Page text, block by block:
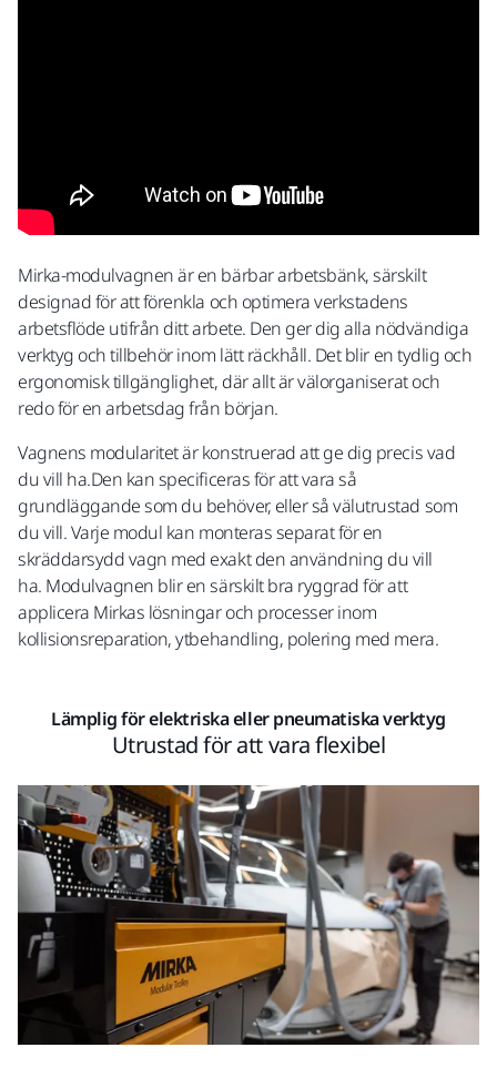
Mirka-modulvagnen är en bärbar arbetsbänk, särskilt
designad för att förenkla och optimera verkstadens
arbetsflöde utifrån ditt arbete. Den ger dig alla nödvändiga
verktyg och tillbehör inom lätt räckhåll. Det blir en tydlig och
ergonomisk tillgänglighet, där allt är välorganiserat och
redo för en arbetsdag från början.
Vagnens modularitet är konstruerad att ge dig precis vad
du vill ha.Den kan specificeras för att vara så
grundläggande som du behöver, eller så välutrustad som
du vill. Varje modul kan monteras separat för en
skräddarsydd vagn med exakt den användning du vill
ha. Modulvagnen blir en särskilt bra ryggrad för att
applicera Mirkas lösningar och processer inom
kollisionsreparation, ytbehandling, polering med mera.
Lämplig för elektriska eller pneumatiska verktyg
Utrustad för att vara flexibel